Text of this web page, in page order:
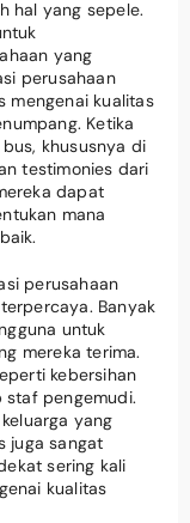
hal yang sepele.
yang
perusahaan
mengenai kualitas
Ketika
khususnya di
testimonies dari
dapat
mana
perusahaan
Banyak
untuk
mereka terima.
kebersihan
staf pengemudi.
yang
juga sangat
sering kali
kualitas